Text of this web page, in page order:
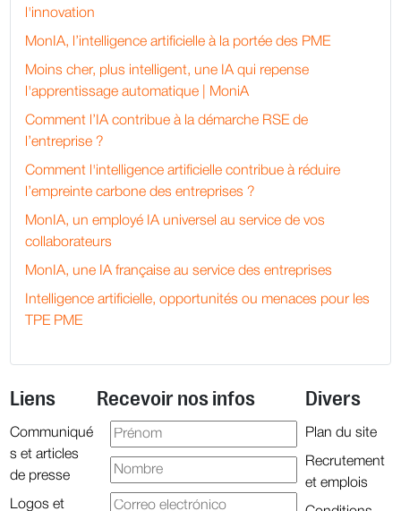
l'innovation
MonIA, l’intelligence artificielle à la portée des PME
Moins cher, plus intelligent, une IA qui repense
l'apprentissage automatique | MoniA
Comment l’IA contribue à la démarche RSE de
l’entreprise ?
Comment l'intelligence artificielle contribue à réduire
l’empreinte carbone des entreprises ?
MonIA, un employé IA universel au service de vos
collaborateurs
MonIA, une IA française au service des entreprises
Intelligence artificielle, opportunités ou menaces pour les
TPE PME
Liens
Communiqué
s et articles
de presse
Logos et
Recevoir nos infos Divers
Plan du site
Recrutement
et emplois